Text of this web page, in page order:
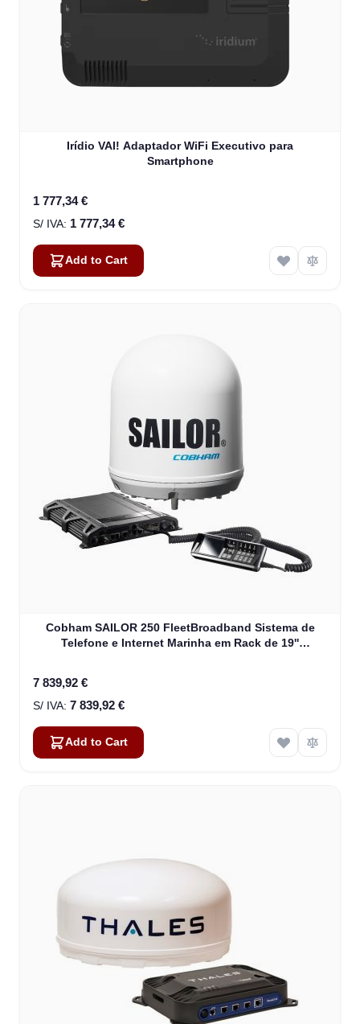
Irídio VAI! Adaptador WiFi Executivo para
Smartphone
1 777,34 €
1 777,34 €
Add to Cart
Cobham SAILOR 250 FleetBroadband Sistema de
Telefone e Internet Marinha em Rack de 19''
7 839,92 €
7 839,92 €
Add to Cart